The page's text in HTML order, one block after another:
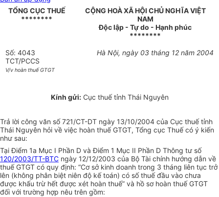
TỔNG CỤC THUẾ
********
CỘNG HOÀ XÃ HỘI CHỦ NGHĨA VIỆT
NAM
Độc lập - Tự do - Hạnh phúc
********
Số: 4043
TCT/PCCS
V/v hoàn thuế GTGT
Hà Nội, ngày 03 tháng 12 năm 2004
Kính gửi:Cục thuế tỉnh Thái Nguyên
Trả lời công văn số 721/CT-DT ngày 13/10/2004 của Cục thuế tỉnh
Thái Nguyên hỏi về việc hoàn thuế GTGT, Tổng cục Thuế có ý kiến
như sau:
Tại Điểm 1a Mục I Phần D và Điểm 1 Mục II Phần D Thông tư số
120/2003/TT-BTC ngày 12/12/2003 của Bộ Tài chính hướng dẫn về
thuế GTGT có quy định: “Cơ sở kinh doanh trong 3 tháng liên tục trở
lên (không phân biệt niên độ kế toán) có số thuế đầu vào chưa
được khấu trừ hết được xét hoàn thuế” và hồ sơ hoàn thuế GTGT
đối với trường hợp nêu trên gồm: